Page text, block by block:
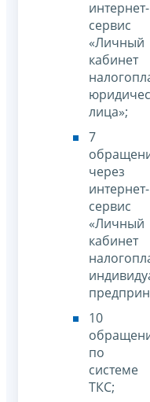
интернет-
сервис
«Личный
кабинет
лица»;
7
через
интернет-
сервис
«Личный
кабинет
10
по
системе
ТКС;